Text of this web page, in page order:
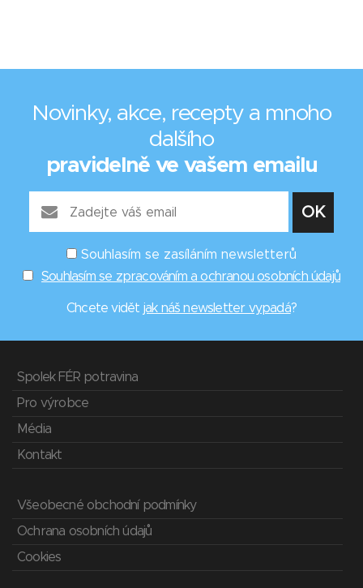
Novinky, akce, recepty a mnoho
dalšího
pravidelně ve vašem emailu
Souhlasím se zasíláním newsletterů
Souhlasím se zpracováním a ochranou osobních údajů
Chcete vidět jak náš newsletter vypadá?
Spolek FÉR potravina
Pro výrobce
Média
Kontakt
Všeobecné obchodní podmínky
Ochrana osobních údajů
Cookies